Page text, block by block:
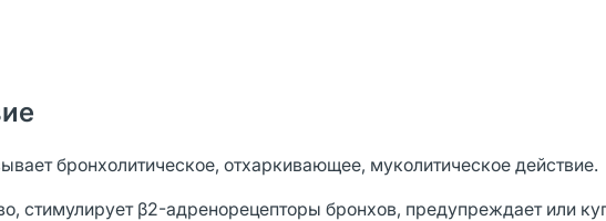
бронхолитическое, отхаркивающее, муколитическое действие.
стимулирует β2-адренорецепторы бронхов, предупреждает или